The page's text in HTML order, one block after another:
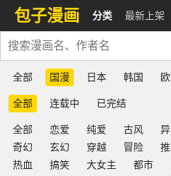
包子漫画 分类 最新上架
全部 国漫 日本 韩国
全部 连载中 已完结
全部 恋爱 纯爱 古风
奇幻
玄幻 穿越 冒险
热血
搞笑 大女主 都市